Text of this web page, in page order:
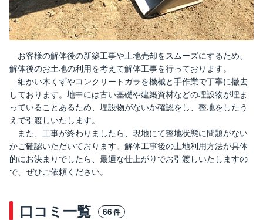
お客様の解体後の新築工事や土地売却をスムーズにするため、
解体後のお土地の利用を考えて解体工事を行っております。
細かい木くずやコンクリートガラを機械と手作業で丁寧に撤去
しております。地中には古い基礎や建築資材などの埋設物が埋ま
っていることあるため、埋設物がないか確認をし、整地をしたう
えで引渡しいたします。
また、工事が終わりましたら、現地にて整地状態に問題がない
かご確認いただいております。解体工事後の土地利用方法が具体
的にお決まりでしたら、最適な仕上がりでお引渡しいたしますの
で、ぜひご依頼ください。
口コミ一覧 66件